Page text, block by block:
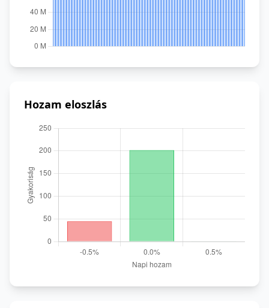
Hozam eloszlás